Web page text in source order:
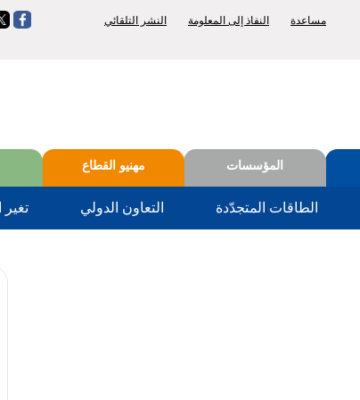
Top
مساعدة النفاذ إلى المعلومة النشر التلقائي
المؤسسات مهنيو القطاع
الطاقات المتجدّدة التعاون الدولي تغير